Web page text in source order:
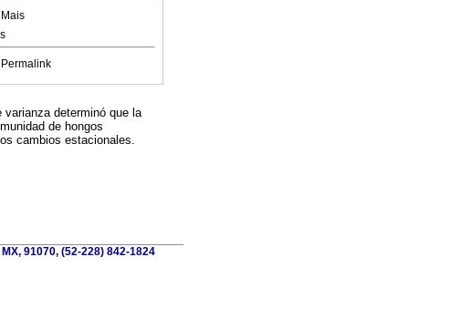
Mais
Permalink
determinó que la
de hongos
cambios estacionales.
91070, (52-228) 842-1824